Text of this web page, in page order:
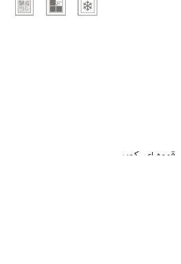
قهوه ای ,کوپر